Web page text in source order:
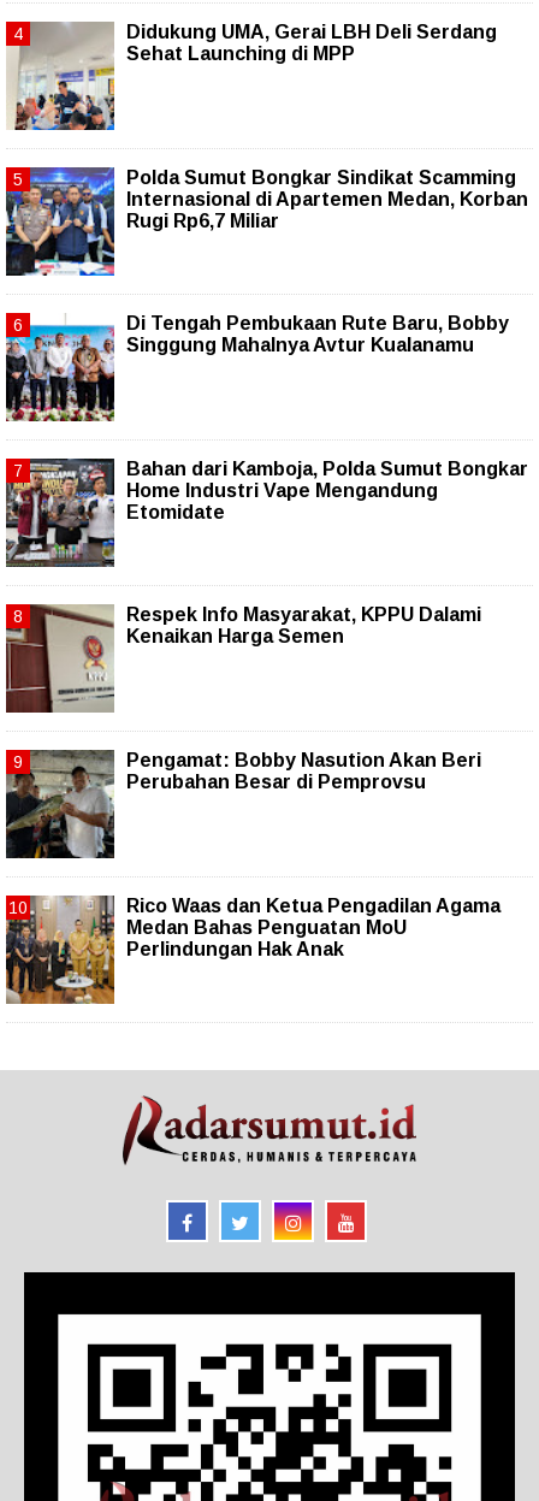
Didukung UMA, Gerai LBH Deli Serdang
Sehat Launching di MPP
Polda Sumut Bongkar Sindikat Scamming
Internasional di Apartemen Medan, Korban
Rugi Rp6,7 Miliar
Di Tengah Pembukaan Rute Baru, Bobby
Singgung Mahalnya Avtur Kualanamu
Bahan dari Kamboja, Polda Sumut Bongkar
Home Industri Vape Mengandung
Etomidate
Respek Info Masyarakat, KPPU Dalami
Kenaikan Harga Semen
Pengamat: Bobby Nasution Akan Beri
Perubahan Besar di Pemprovsu
Rico Waas dan Ketua Pengadilan Agama
Medan Bahas Penguatan MoU
Perlindungan Hak Anak